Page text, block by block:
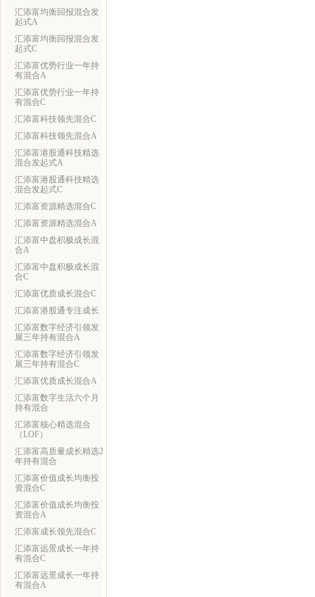
汇添富均衡回报混合发
起式A
汇添富均衡回报混合发
起式C
汇添富优势行业一年持
有混合A
汇添富优势行业一年持
有混合C
汇添富科技领先混合C
汇添富科技领先混合A
汇添富港股通科技精选
混合发起式A
汇添富港股通科技精选
混合发起式C
汇添富资源精选混合C
汇添富资源精选混合A
汇添富中盘积极成长混
合A
汇添富中盘积极成长混
合C
汇添富优质成长混合C
汇添富港股通专注成长
汇添富数字经济引领发
展三年持有混合A
汇添富数字经济引领发
展三年持有混合C
汇添富优质成长混合A
汇添富数字生活六个月
持有混合
汇添富核心精选混合
（LOF）
汇添富高质量成长精选2
年持有混合
汇添富价值成长均衡投
资混合C
汇添富价值成长均衡投
资混合A
汇添富成长领先混合C
汇添富远景成长一年持
有混合C
汇添富远景成长一年持
有混合A